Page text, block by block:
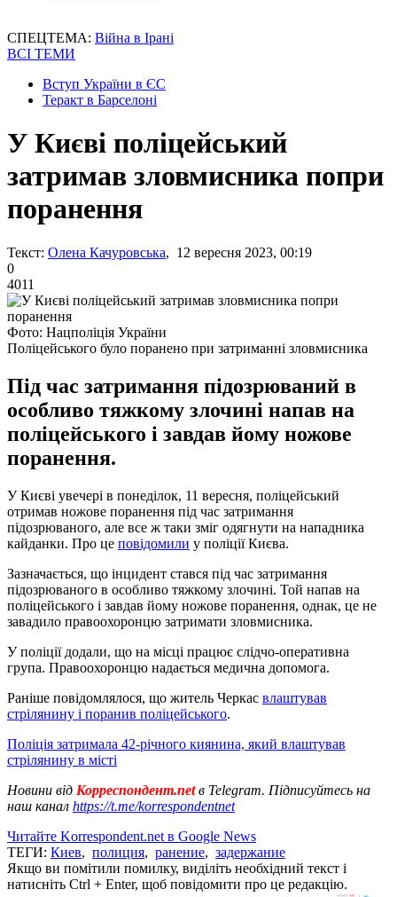
СПЕЦТЕМА: Війна в Ірані
ВСІ ТЕМИ
Вступ України в ЄС
Теракт в Барселоні
У Києві поліцейський
затримав зловмисника попри
поранення
Текст: Олена Качуровська, 12 вересня 2023, 00:19
0
4011
Фото: Нацполіція України
Поліцейського було поранено при затриманні зловмисника
Під час затримання підозрюваний в
особливо тяжкому злочині напав на
поліцейського і завдав йому ножове
поранення.
У Києві увечері в понеділок, 11 вересня, поліцейський
отримав ножове поранення під час затримання
підозрюваного, але все ж таки зміг одягнути на нападника
кайданки. Про це повідомили у поліції Києва.
Зазначається, що інцидент стався під час затримання
підозрюваного в особливо тяжкому злочині. Той напав на
поліцейського і завдав йому ножове поранення, однак, це не
завадило правоохоронцю затримати зловмисника.
У поліції додали, що на місці працює слідчо-оперативна
група. Правоохоронцю надається медична допомога.
Раніше повідомлялося, що житель Черкас влаштував
стрілянину і поранив поліцейського.
Поліція затримала 42-річного киянина, який влаштував
стрілянину в місті
Новини від Корреспондент.netв Telegram. Підписуйтесь на
наш канал https://t.me/korrespondentnet
Читайте Korrespondent.net в Google News
ТЕГИ: Киев, полиция, ранение, задержание
Якщо ви помітили помилку, виділіть необхідний текст і
натисніть Ctrl + Enter, щоб повідомити про це редакцію.